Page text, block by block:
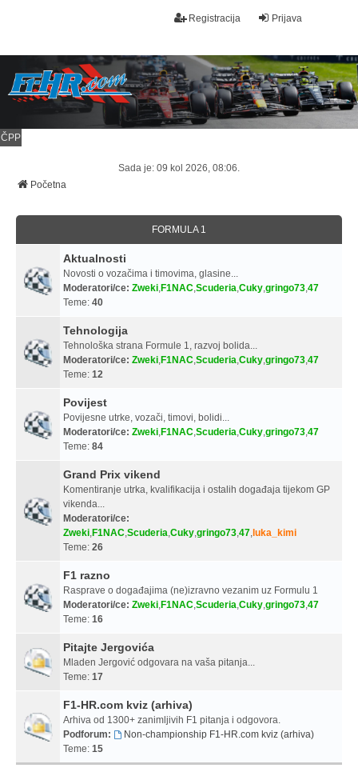
Prijava
Registracija
ČPP
Sada je: 09 kol 2026, 08:06.
Početna
FORMULA 1
Aktualnosti
Novosti o vozačima i timovima, glasine...
Moderatori/ce: Zweki,F1NAC,Scuderia,Cuky,gringo73,47
Teme: 40
Tehnologija
Tehnološka strana Formule 1, razvoj bolida...
Moderatori/ce: Zweki,F1NAC,Scuderia,Cuky,gringo73,47
Teme: 12
Povijest
Povijesne utrke, vozači, timovi, bolidi...
Moderatori/ce: Zweki,F1NAC,Scuderia,Cuky,gringo73,47
Teme: 84
Grand Prix vikend
Komentiranje utrka, kvalifikacija i ostalih događaja tijekom GP
vikenda...
Moderatori/ce:
Zweki,F1NAC,Scuderia,Cuky,gringo73,47,luka_kimi
Teme: 26
F1 razno
Rasprave o događajima (ne)izravno vezanim uz Formulu 1
Moderatori/ce: Zweki,F1NAC,Scuderia,Cuky,gringo73,47
Teme: 16
Pitajte Jergovića
Mladen Jergović odgovara na vaša pitanja...
Teme: 17
F1-HR.com kviz (arhiva)
Arhiva od 1300+ zanimljivih F1 pitanja i odgovora.
Podforum:
Non-championship F1-HR.com kviz (arhiva)
Teme: 15